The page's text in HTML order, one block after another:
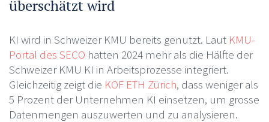
überschätzt wird
KI wird in Schweizer KMU bereits genutzt. Laut KMU-
Portal des SECO hatten 2024 mehr als die Hälfte der
Schweizer KMU KI in Arbeitsprozesse integriert.
Gleichzeitig zeigt die KOF ETH Zürich, dass weniger als
5 Prozent der Unternehmen KI einsetzen, um grosse
Datenmengen auszuwerten und zu analysieren.